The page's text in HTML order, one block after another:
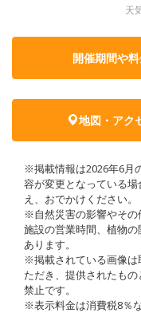
天
開催期間や
地図・アク
※掲載情報は2026年6月
容が変更となっている
え、おでかけください。
※自然災害の影響やその
施設の営業時間、植物
あります。
※掲載されている画像は
ただき、提供されたも
禁止です。
※表示料金は消費税8％